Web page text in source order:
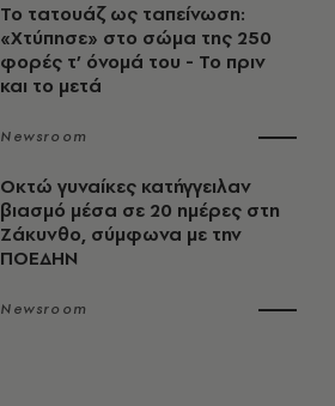
Το τατουάζ ως ταπείνωση:
«Χτύπησε» στο σώμα της 250
φορές τ’ όνομά του - Το πριν
και το μετά
Newsroom
Οκτώ γυναίκες κατήγγειλαν
βιασμό μέσα σε 20 ημέρες στη
Ζάκυνθο, σύμφωνα με την
ΠΟΕΔΗΝ
Newsroom